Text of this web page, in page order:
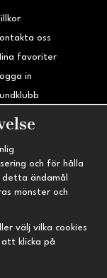
oss
favoriter
in
kr
och för hålla
ändamål
mönster och
välj vilka cookies
klicka på